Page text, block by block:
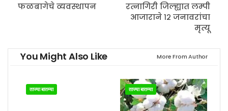
फळबागेचे व्‍यवस्‍थापन
रत्नागिरी जिल्ह्यात लम्पी
आजाराने १२ जनावरांचा
मृत्यू
You Might Also Like More From Author
ताज्या बातम्या ताज्या बातम्या